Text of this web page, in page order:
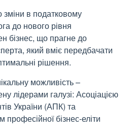
зміни в податковому
до нового рівня
бізнес, що прагне до
який вміє передбачати
рішення.
можливість –
лідерами галузі: Асоціацією
України (АПК) та
бізнес-еліти